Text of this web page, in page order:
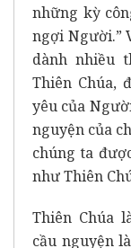
những kỳ
ngợi Người.”
dành nhiều
Thiên Chúa,
yêu của
nguyện của
chúng ta
như Thiên
Thiên Chúa
cầu nguyện